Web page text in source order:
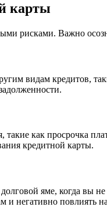
карты
рисками. Важно
видам кредитов,
как просрочка
кредитной карты.
яме, когда вы
и негативно повлиять